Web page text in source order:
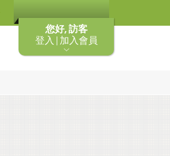
您好, 訪客
登入 | 加入會員